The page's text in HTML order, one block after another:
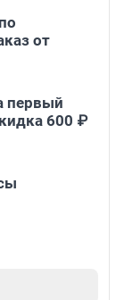
от
первый
600 ₽